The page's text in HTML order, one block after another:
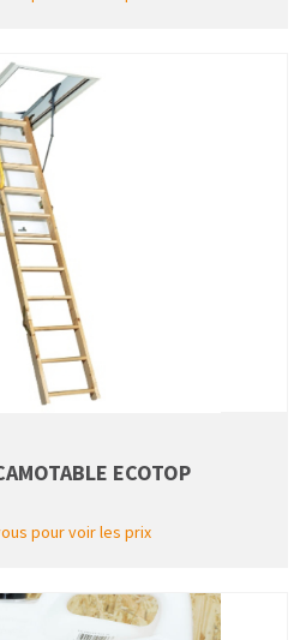
ECOTOP
pour voir les prix